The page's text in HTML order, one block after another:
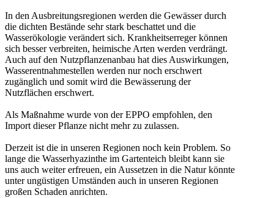
In den Ausbreitungsregionen werden die Gewässer durch
die dichten Bestände sehr stark beschattet und die
Wasserökologie verändert sich. Krankheitserreger können
sich besser verbreiten, heimische Arten werden verdrängt.
Auch auf den Nutzpflanzenanbau hat dies Auswirkungen,
Wasserentnahmestellen werden nur noch erschwert
zugänglich und somit wird die Bewässerung der
Nutzflächen erschwert.
Als Maßnahme wurde von der EPPO empfohlen, den
Import dieser Pflanze nicht mehr zu zulassen.
Derzeit ist die in unseren Regionen noch kein Problem. So
lange die Wasserhyazinthe im Gartenteich bleibt kann sie
uns auch weiter erfreuen, ein Aussetzen in die Natur könnte
unter ungüstigen Umständen auch in unseren Regionen
großen Schaden anrichten.